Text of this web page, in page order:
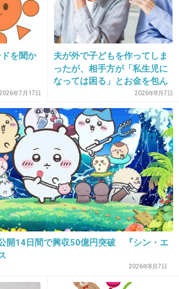
+266 -5
もどうもなりませんよ～
-2
けど恋はしたい
+192 -10
ドを聞か
2026年7月17日
夫が外で子どもを作ってしま
ったが、相手方が「私生児に
なっては困る」とお金を包ん
で頭を下げに来ても応じず、
晩年まで離婚に応じなかった
親戚の話→「一生復讐にな
る」「これ本人幸せなの？」
2026年8月7日
開14日間で興収50億円突破 『シン・エ
2026年8月7日